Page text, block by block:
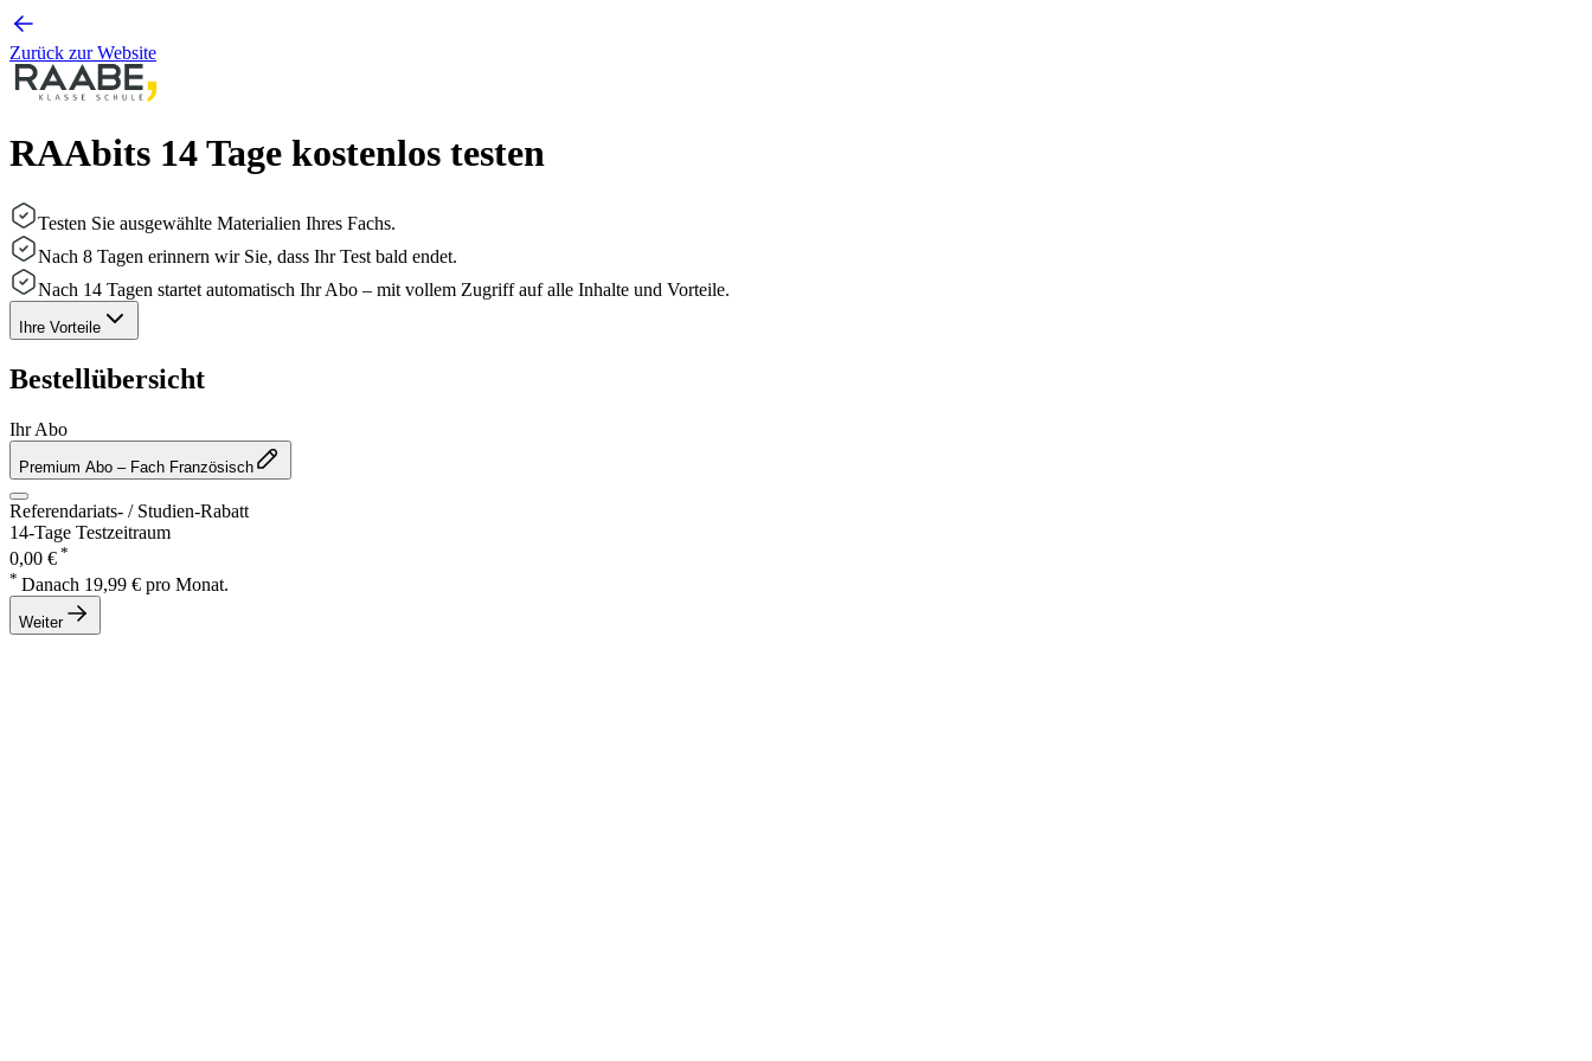
Zurück zur Website
RAAbits 14 Tage kostenlos testen
Testen Sie ausgewählte Materialien Ihres Fachs.
Nach 8 Tagen erinnern wir Sie, dass Ihr Test bald endet.
Nach 14 Tagen startet automatisch Ihr Abo – mit vollem Zugriff auf alle Inhalte und Vorteile.
Ihre Vorteile
Bestellübersicht
Ihr Abo
Premium Abo – Fach Französisch
Referendariats- / Studien-Rabatt
14-Tage Testzeitraum
0,00 € *
* Danach 19,99 € pro Monat.
Weiter